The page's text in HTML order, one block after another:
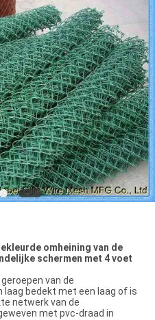
omheining van de
schermen met 4 voet
van de
bedekt met een laag of is
netwerk van de
met pvc-draad in